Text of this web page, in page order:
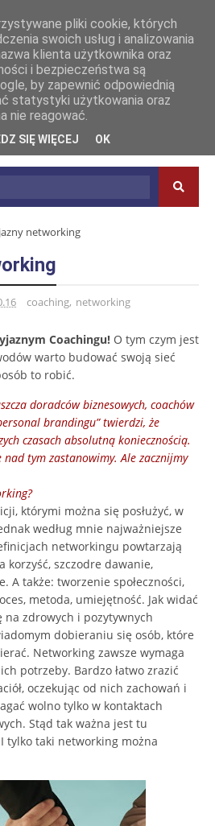
networking
coaching, networking
Coachingu! O tym czym jest
warto budować swoją sieć
to robić.
doradców biznesowych, coachów
brandingu” twierdzi, że
czasach absolutną koniecznością.
tym zastanowimy. Ale zacznijmy
którymi można się posłużyć, w
według mnie najważniejsze
networkingu powtarzają
korzyść, szczodre dawanie,
A także: tworzenie społeczności,
metoda, umiejętność. Jak widać
zdrowych i pozytywnych
dobieraniu się osób, które
Networking zawsze wymaga
potrzeby. Bardzo łatwo zrazić
oczekując od nich zachowań i
wolno tylko w kontaktach
Stąd tak ważna jest tu
tylko taki networking można
pliki cookie, których
swoich usług i analizowania
klienta użytkownika oraz
i bezpieczeństwa są
by zapewnić odpowiednią
statystyki użytkowania oraz
nie reagować.
SIĘ WIĘCEJ OK